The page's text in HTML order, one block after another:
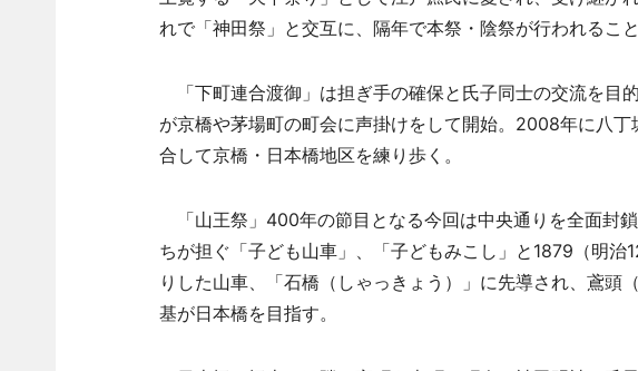
れで「神田祭」と交互に、隔年で本祭・陰祭が行われるこ
「下町連合渡御」は担ぎ手の確保と氏子同士の交流を目
が京橋や茅場町の町会に声掛けをして開始。2008年に八
合して京橋・日本橋地区を練り歩く。
「山王祭」400年の節目となる今回は中央通りを全面封
ちが担ぐ「子ども山車」、「子どもみこし」と1879（明治
りした山車、「石橋（しゃっきょう）」に先導され、鳶頭
基が日本橋を目指す。